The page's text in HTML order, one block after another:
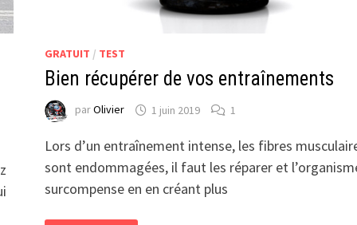
GRATUIT / TEST
Bien récupérer de vos entraînements
parOlivier 1 juin 2019 1
Lors d’un entraînement intense, les fibres
sont endommagées, il faut les réparer et
surcompense en en créant plus